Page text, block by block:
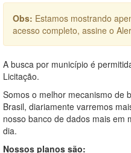
Obs: Estamos mostrando
acesso completo, assine o
A busca por município é
Licitação.
Somos o melhor mecanismo de
Brasil, diariamente varremos
nosso banco de dados mais em
dia.
Nossos planos são: